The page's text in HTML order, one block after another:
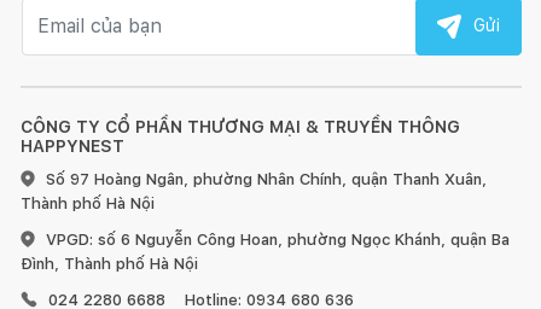
CÔNG TY CỔ PHẦN THƯƠNG MẠI & TRUYỀN THÔNG
HAPPYNEST
Số 97 Hoàng Ngân, phường Nhân Chính, quận Thanh Xuân,
Thành phố Hà Nội
VPGD: số 6 Nguyễn Công Hoan, phường Ngọc Khánh, quận Ba
Đình, Thành phố Hà Nội
024 2280 6688
Hotline: 0934 680 636
Gửi